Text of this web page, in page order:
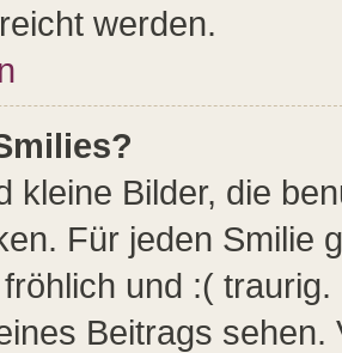
werden.
kleine Bilder, die
Für jeden Smilie
und :(
Beitrags